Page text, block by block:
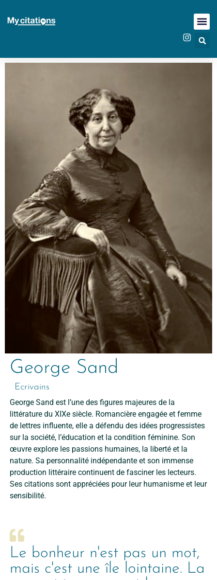
George Sand
Ecrivains
George Sand est l’une des figures majeures de la
littérature du XIXe siècle. Romancière engagée et femme
de lettres influente, elle a défendu des idées progressistes
sur la société, l’éducation et la condition féminine. Son
œuvre explore les passions humaines, la liberté et la
nature. Sa personnalité indépendante et son immense
production littéraire continuent de fasciner les lecteurs.
Ses citations sont appréciées pour leur humanisme et leur
sensibilité.
Le bonheur n'est pas un mot,
mais c'est une île lointaine. La